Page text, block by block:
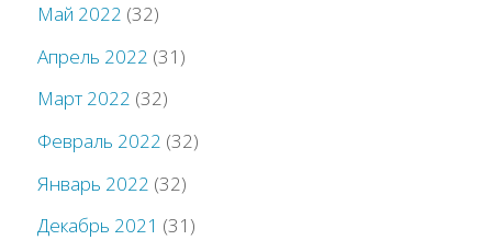
Май 2022 (32)
Апрель 2022 (31)
Март 2022 (32)
Февраль 2022 (32)
Январь 2022 (32)
Декабрь 2021 (31)